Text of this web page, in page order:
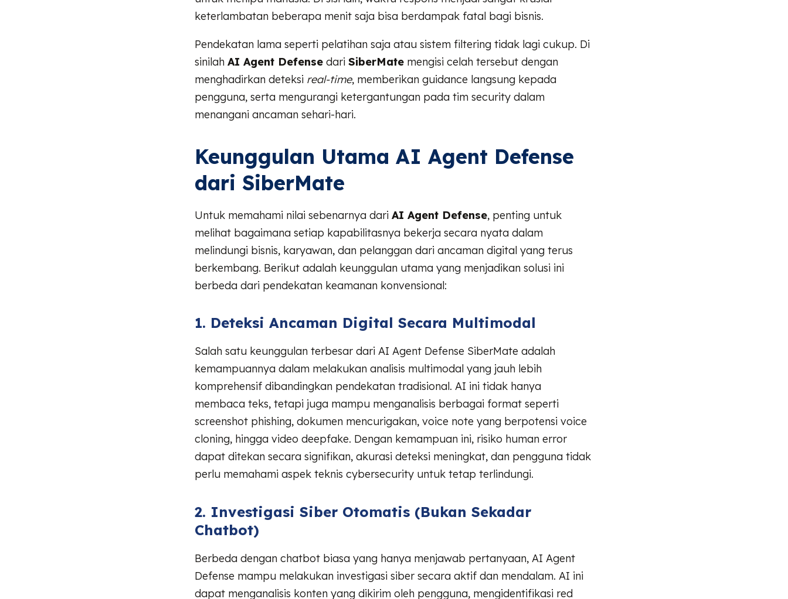
keterlambatan beberapa menit saja bisa berdampak fatal bagi bisnis.
Pendekatan lama seperti pelatihan saja atau sistem filtering tidak lagi cukup. Di
sinilah AI Agent Defense dari SiberMate mengisi celah tersebut dengan
menghadirkan deteksi real-time, memberikan guidance langsung kepada
pengguna, serta mengurangi ketergantungan pada tim security dalam
menangani ancaman sehari-hari.
Keunggulan Utama AI Agent Defense
dari SiberMate
Untuk memahami nilai sebenarnya dari AI Agent Defense, penting untuk
melihat bagaimana setiap kapabilitasnya bekerja secara nyata dalam
melindungi bisnis, karyawan, dan pelanggan dari ancaman digital yang terus
berkembang. Berikut adalah keunggulan utama yang menjadikan solusi ini
berbeda dari pendekatan keamanan konvensional:
1. Deteksi Ancaman Digital Secara Multimodal
Salah satu keunggulan terbesar dari AI Agent Defense SiberMate adalah
kemampuannya dalam melakukan analisis multimodal yang jauh lebih
komprehensif dibandingkan pendekatan tradisional. AI ini tidak hanya
membaca teks, tetapi juga mampu menganalisis berbagai format seperti
screenshot phishing, dokumen mencurigakan, voice note yang berpotensi voice
cloning, hingga video deepfake. Dengan kemampuan ini, risiko human error
dapat ditekan secara signifikan, akurasi deteksi meningkat, dan pengguna tidak
perlu memahami aspek teknis cybersecurity untuk tetap terlindungi.
2. Investigasi Siber Otomatis (Bukan Sekadar
Chatbot)
Berbeda dengan chatbot biasa yang hanya menjawab pertanyaan, AI Agent
Defense mampu melakukan investigasi siber secara aktif dan mendalam. AI ini
dapat menganalisis konten yang dikirim oleh pengguna, mengidentifikasi red